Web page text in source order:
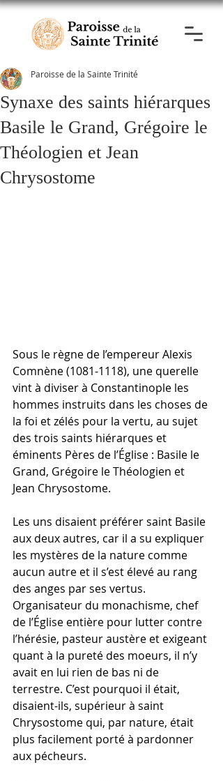
Synaxe des saints hiérarques
Basile le Grand, Grégoire le
Théologien et Jean
Chrysostome
Paroisse de la Sainte Trinité
Sous le règne de l’empereur Alexis
Comnène (1081-1118), une querelle
vint à diviser à Constantinople les
hommes instruits dans les choses de
la foi et zélés pour la vertu, au sujet
des trois saints hiérarques et
éminents Pères de l’Église : Basile le
Grand, Grégoire le Théologien et
Jean Chrysostome.
Les uns disaient préférer saint Basile
aux deux autres, car il a su expliquer
les mystères de la nature comme
aucun autre et il s’est élevé au rang
des anges par ses vertus.
Organisateur du monachisme, chef
de l’Église entière pour lutter contre
l’hérésie, pasteur austère et exigeant
quant à la pureté des moeurs, il n’y
avait en lui rien de bas ni de
terrestre. C’est pourquoi il était,
disaient-ils, supérieur à saint
Chrysostome qui, par nature, était
plus facilement porté à pardonner
aux pécheurs.